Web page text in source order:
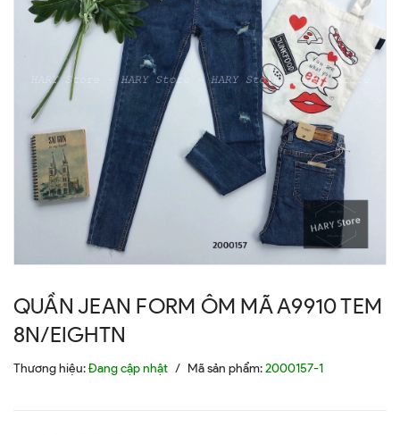
QUẦN JEAN FORM ÔM MÃ A9910 TEM
8N/EIGHTN
Thương hiệu:Đang cập nhật / Mã sản phẩm:2000157-1